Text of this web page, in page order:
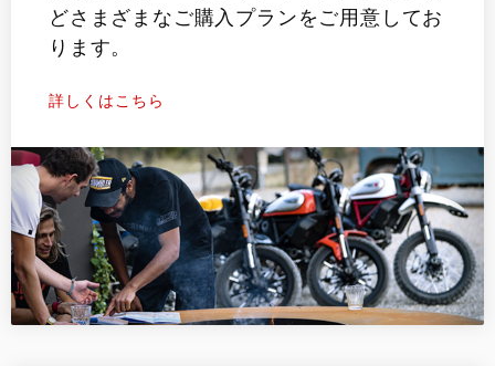
どさまざまなご購入プランをご用意してお
ります。
詳しくはこちら